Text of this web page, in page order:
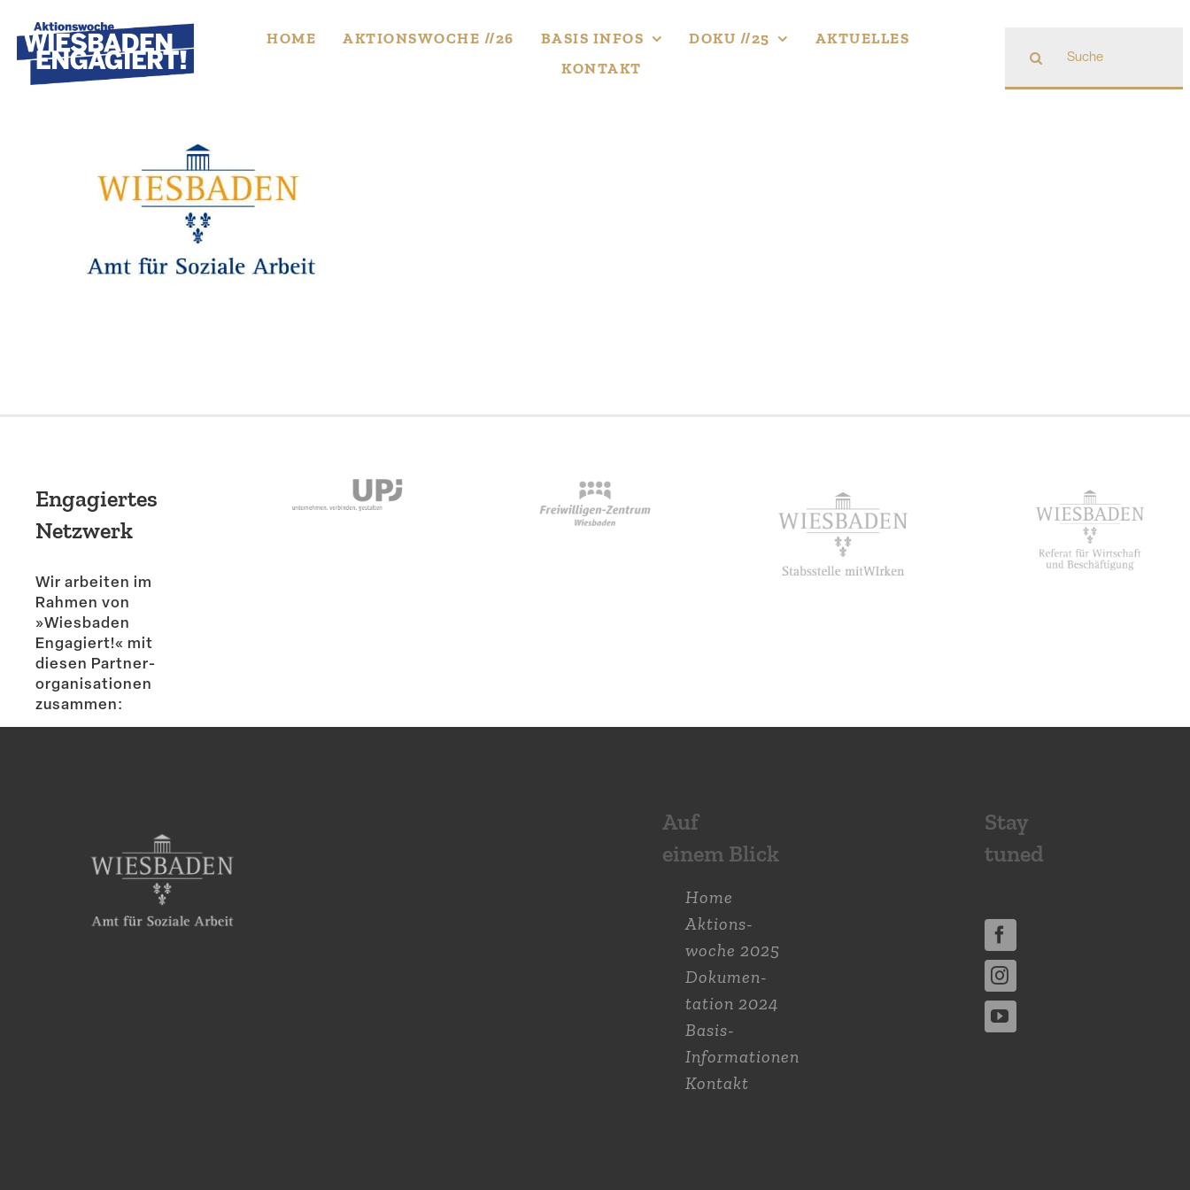
to
content
HOME AKTIONS­WOCHE //26 BASIS INFOS DOKU //25
AKTUELLES
KONTAKT
nach:
Engagiertes
Netzwerk
Wir arbeiten im
Rahmen von
»Wiesbaden
Engagiert!« mit
diesen Partner­
or­ga­ni­sa­tionen
zusammen:
Auf
einem Blick
Home
Aktions­
woche 2025
Dokumen­
tation 2024
Basis-
Informationen
Kontakt
Stay
tuned